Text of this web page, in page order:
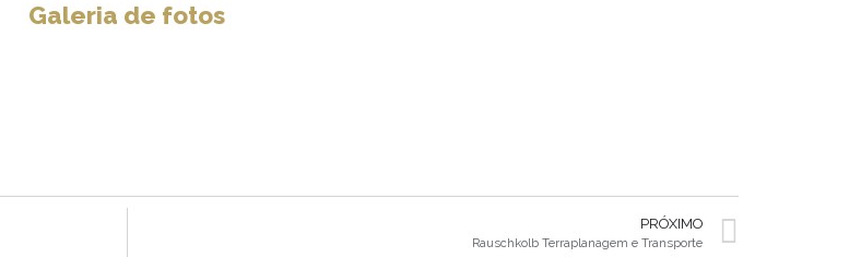
Galeria de fotos
PRÓXIMO
Rauschkolb Terraplanagem e Transporte